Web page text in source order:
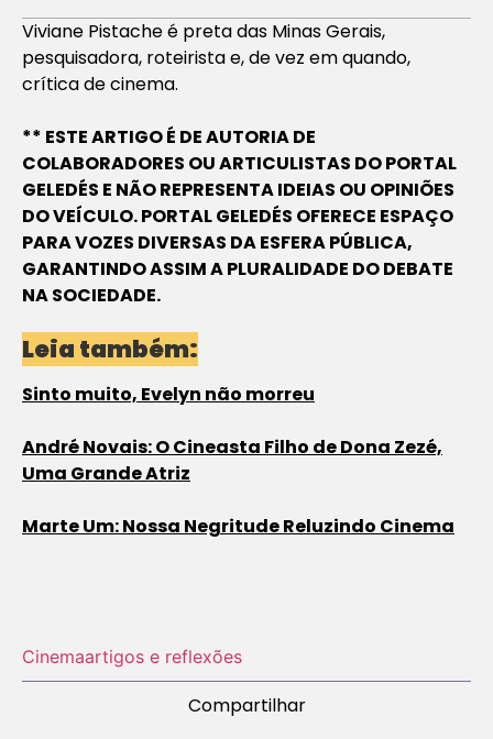
Viviane Pistache é preta das Minas Gerais,
pesquisadora, roteirista e, de vez em quando,
crítica de cinema.
** ESTE ARTIGO É DE AUTORIA DE
COLABORADORES OU ARTICULISTAS DO PORTAL
GELEDÉS E NÃO REPRESENTA IDEIAS OU OPINIÕES
DO VEÍCULO. PORTAL GELEDÉS OFERECE ESPAÇO
PARA VOZES DIVERSAS DA ESFERA PÚBLICA,
GARANTINDO ASSIM A PLURALIDADE DO DEBATE
NA SOCIEDADE.
Leia também:
Sinto muito, Evelyn não morreu
André Novais: O Cineasta Filho de Dona Zezé,
Uma Grande Atriz
Marte Um: Nossa Negritude Reluzindo Cinema
Cinemaartigos e reflexões
Compartilhar